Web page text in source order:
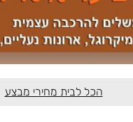
הכל לבית מחירי מבצע